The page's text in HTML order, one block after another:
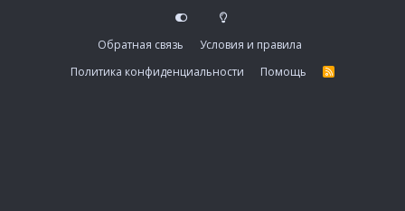
Обратная связь
Условия и правила
Политика конфиденциальности
Помощь
R